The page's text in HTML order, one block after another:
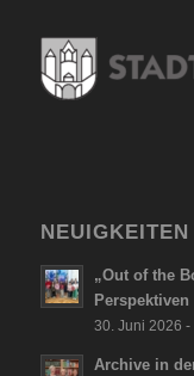
„Out of the
30. Juni 2026 -
Archive in